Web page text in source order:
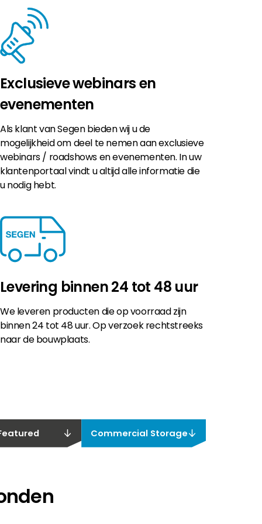
Exclusieve webinars en
evenementen
Als klant van Segen bieden wij u de
mogelijkheid om deel te nemen aan exclusieve
webinars / roadshows en evenementen. In uw
klantenportaal vindt u altijd alle informatie die
u nodig hebt.
Levering binnen 24 tot 48 uur
We leveren producten die op voorraad zijn
binnen 24 tot 48 uur. Op verzoek rechtstreeks
naar de bouwplaats.
Commercial Storage